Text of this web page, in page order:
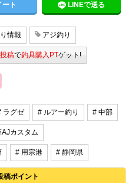
ート LINEで送る
情報 アジ釣り
稿で釣具購入PTゲット!
ラグゼ # ルアー釣り # 中部
AJカスタム
# 用宗港 # 静岡県
稿ポイント